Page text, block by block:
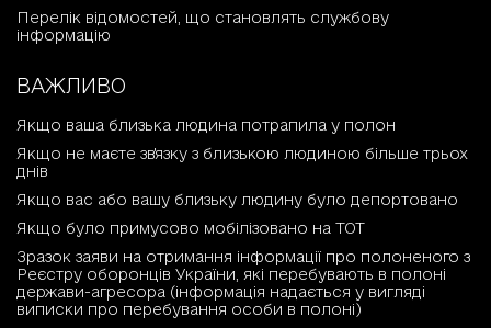
Перелік відомостей, що становлять службову
інформацію
ВАЖЛИВО
Якщо ваша близька людина потрапила у полон
Якщо не маєте зв'язку з близькою людиною більше трьох
днів
Якщо вас або вашу близьку людину було депортовано
Якщо було примусово мобілізовано на ТОТ
Зразок заяви на отримання інформації про полоненого з
Реєстру оборонців України, які перебувають в полоні
держави-агресора (інформація надається у вигляді
виписки про перебування особи в полоні)